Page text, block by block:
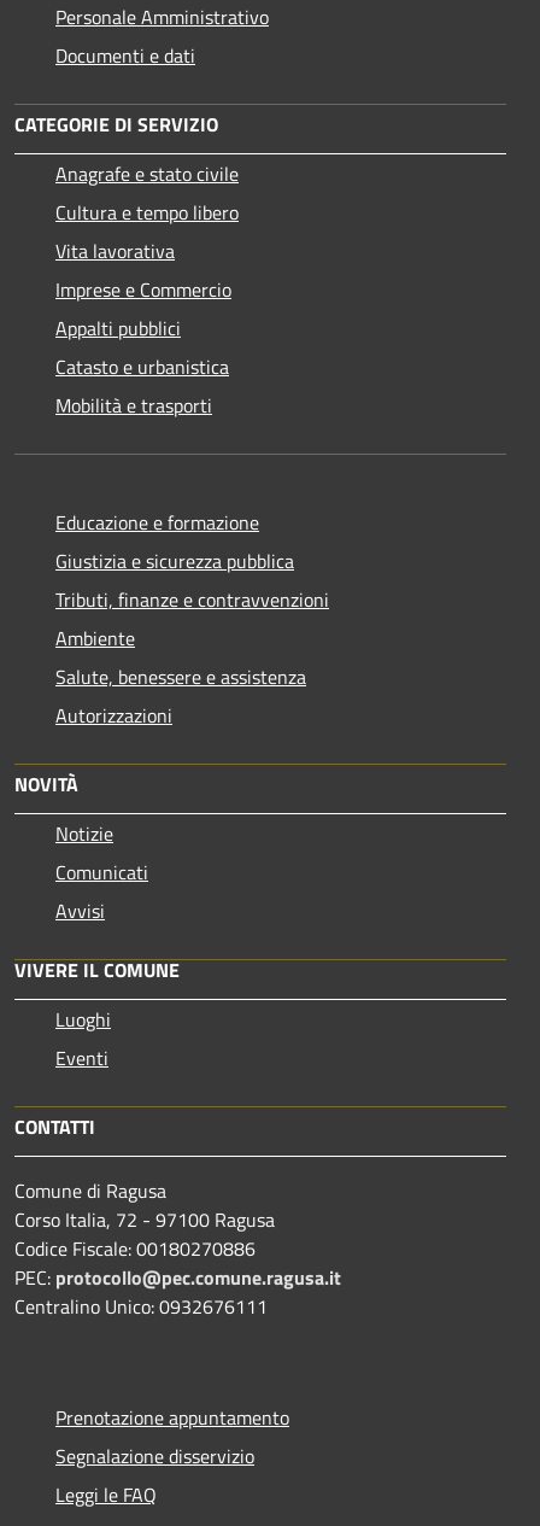
Personale Amministrativo
Documenti e dati
CATEGORIE DI SERVIZIO
Anagrafe e stato civile
Cultura e tempo libero
Vita lavorativa
Imprese e Commercio
Appalti pubblici
Catasto e urbanistica
Mobilità e trasporti
Educazione e formazione
Giustizia e sicurezza pubblica
Tributi, finanze e contravvenzioni
Ambiente
Salute, benessere e assistenza
Autorizzazioni
NOVITÀ
Notizie
Comunicati
Avvisi
VIVERE IL COMUNE
Luoghi
Eventi
CONTATTI
Comune di Ragusa
Corso Italia, 72 - 97100 Ragusa
Codice Fiscale: 00180270886
PEC: protocollo@pec.comune.ragusa.it
Centralino Unico: 0932676111
Prenotazione appuntamento
Segnalazione disservizio
Leggi le FAQ